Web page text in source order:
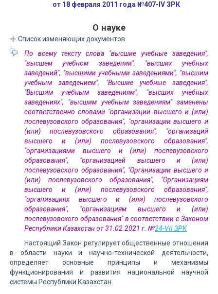
от 18 февраля 2011 года №407-IV ЗРК
О науке
Список изменяющих документов
По всему тексту слова "высшие учебные заведения",
"высшем учебном заведении", "высших учебных
заведений", "высшими учебными заведениями", "высшим
учебным заведением", "Высшие учебные заведения",
"Высшим учебным заведениям", "высших учебных
заведениях", "высшим учебным заведениям" заменены
соответственно словами "организации высшего и (или)
послевузовского образования", "организации высшего и
(или) послевузовского образования", "организаций
высшего и (или) послевузовского образования",
"организациями высшего и (или) послевузовского
образования", "организацией высшего и (или)
послевузовского образования", "Организации высшего и
(или) послевузовского образования", "Организациям
высшего и (или) послевузовского образования",
"организациях высшего и (или) послевузовского
образования", "организациям высшего и (или)
послевузовского образования" в соответствии с Законом
Республики Казахстан от 31.02.2021 г. №24-VII ЗРК
Настоящий Закон регулирует общественные отношения
в области науки и научно-технической деятельности,
определяет основные принципы и механизмы
функционирования и развития национальной научной
системы Республики Казахстан.